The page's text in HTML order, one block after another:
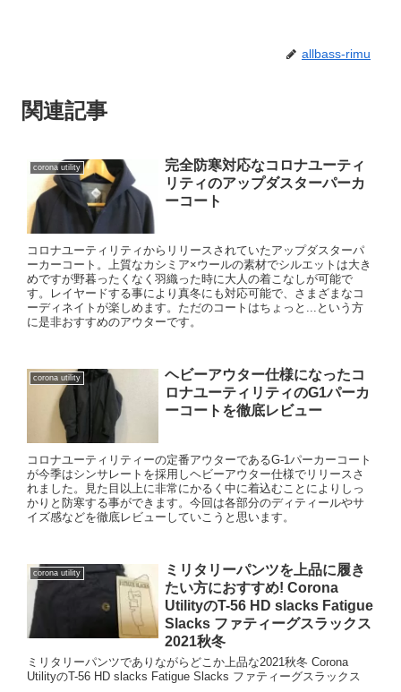
allbass-rimu
関連記事
corona utility
完全防寒対応なコロナユーティ
リティのアップダスターパーカ
ーコート
コロナユーティリティからリリースされていたアップダスターパ
ーカーコート。上質なカシミア×ウールの素材でシルエットは大き
めですが野暮ったくなく羽織った時に大人の着こなしが可能で
す。レイヤードする事により真冬にも対応可能で、さまざまなコ
ーディネイトが楽しめます。ただのコートはちょっと...という方
に是非おすすめのアウターです。
corona utility
ヘビーアウター仕様になったコ
ロナユーティリティのG1パーカ
ーコートを徹底レビュー
コロナユーティリティーの定番アウターであるG-1パーカーコート
が今季はシンサレートを採用しヘビーアウター仕様でリリースさ
れました。見た目以上に非常にかるく中に着込むことによりしっ
かりと防寒する事ができます。今回は各部分のディティールやサ
イズ感などを徹底レビューしていこうと思います。
corona utility
ミリタリーパンツを上品に履き
たい方におすすめ! Corona
UtilityのT-56 HD slacks Fatigue
Slacks ファティーグスラックス
2021秋冬
ミリタリーパンツでありながらどこか上品な2021秋冬 Corona
UtilityのT-56 HD slacks Fatigue Slacks ファティーグスラックス